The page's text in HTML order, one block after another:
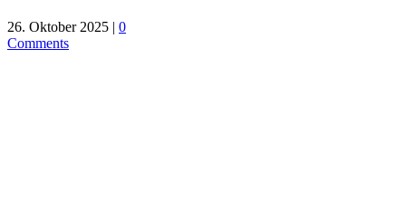
26. Oktober 2025 | 0
Comments